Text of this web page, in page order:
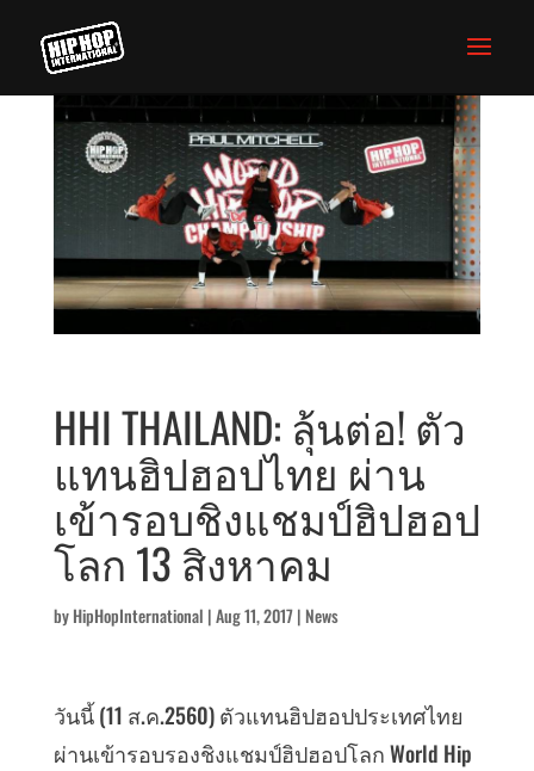
HHI THAILAND: ลุ้นต่อ! ตัว
แทนฮิปฮอปไทย ผ่าน
เข้ารอบชิงแชมป์ฮิปฮอป
โลก 13 สิงหาคม
byHipHopInternational |Aug 11, 2017| News
วันนี้ (11 ส.ค.2560) ตัวแทนฮิปฮอปประเทศไทย
ผ่านเข้ารอบรองชิงแชมป์ฮิปฮอปโลก World Hip